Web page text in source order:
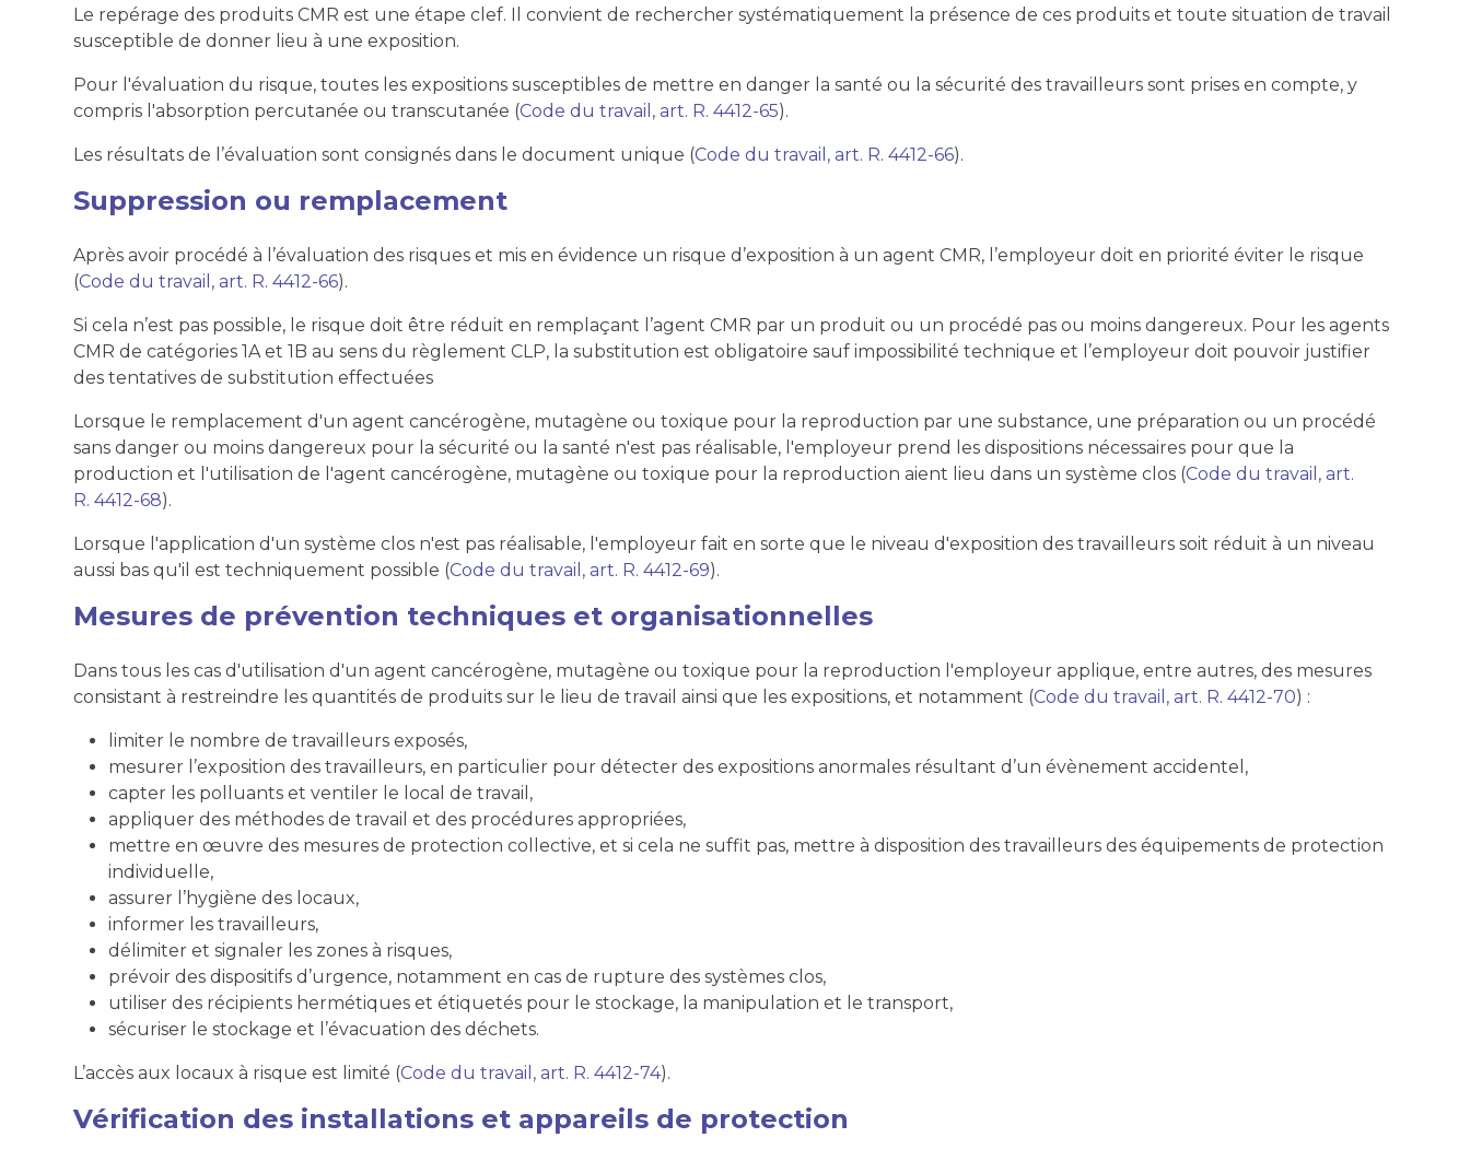
Le repérage des produits CMR est une étape clef. Il convient de rechercher systématiquement la présence de ces produits et toute situation de travail
susceptible de donner lieu à une exposition.
Pour l'évaluation du risque, toutes les expositions susceptibles de mettre en danger la santé ou la sécurité des travailleurs sont prises en compte, y
compris l'absorption percutanée ou transcutanée (Code du travail, art. R. 4412-65).
Les résultats de l’évaluation sont consignés dans le document unique (Code du travail, art. R. 4412-66).
Suppression ou remplacement
Après avoir procédé à l’évaluation des risques et mis en évidence un risque d’exposition à un agent CMR, l’employeur doit en priorité éviter le risque
(Code du travail, art. R. 4412-66).
Si cela n’est pas possible, le risque doit être réduit en remplaçant l’agent CMR par un produit ou un procédé pas ou moins dangereux. Pour les agents
CMR de catégories 1A et 1B au sens du règlement CLP, la substitution est obligatoire sauf impossibilité technique et l’employeur doit pouvoir justifier
des tentatives de substitution effectuées
Lorsque le remplacement d'un agent cancérogène, mutagène ou toxique pour la reproduction par une substance, une préparation ou un procédé
sans danger ou moins dangereux pour la sécurité ou la santé n'est pas réalisable, l'employeur prend les dispositions nécessaires pour que la
production et l'utilisation de l'agent cancérogène, mutagène ou toxique pour la reproduction aient lieu dans un système clos (Code du travail, art.
R. 4412-68).
Lorsque l'application d'un système clos n'est pas réalisable, l'employeur fait en sorte que le niveau d'exposition des travailleurs soit réduit à un niveau
aussi bas qu'il est techniquement possible (Code du travail, art. R. 4412-69).
Mesures de prévention techniques et organisationnelles
Dans tous les cas d'utilisation d'un agent cancérogène, mutagène ou toxique pour la reproduction l'employeur applique, entre autres, des mesures
consistant à restreindre les quantités de produits sur le lieu de travail ainsi que les expositions, et notamment (Code du travail, art. R. 4412-70) :
limiter le nombre de travailleurs exposés,
mesurer l’exposition des travailleurs, en particulier pour détecter des expositions anormales résultant d’un évènement accidentel,
capter les polluants et ventiler le local de travail,
appliquer des méthodes de travail et des procédures appropriées,
mettre en œuvre des mesures de protection collective, et si cela ne suffit pas, mettre à disposition des travailleurs des équipements de protection
individuelle,
assurer l’hygiène des locaux,
informer les travailleurs,
délimiter et signaler les zones à risques,
prévoir des dispositifs d’urgence, notamment en cas de rupture des systèmes clos,
utiliser des récipients hermétiques et étiquetés pour le stockage, la manipulation et le transport,
sécuriser le stockage et l’évacuation des déchets.
L’accès aux locaux à risque est limité (Code du travail, art. R. 4412-74).
Vérification des installations et appareils de protection